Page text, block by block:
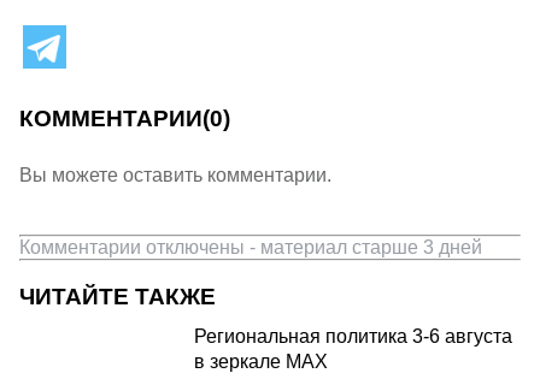
КОММЕНТАРИИ(0)
Вы можете оставить комментарии.
Комментарии отключены - материал старше 3 дней
ЧИТАЙТЕ ТАКЖЕ
Региональная политика 3-6 августа
в зеркале MAX